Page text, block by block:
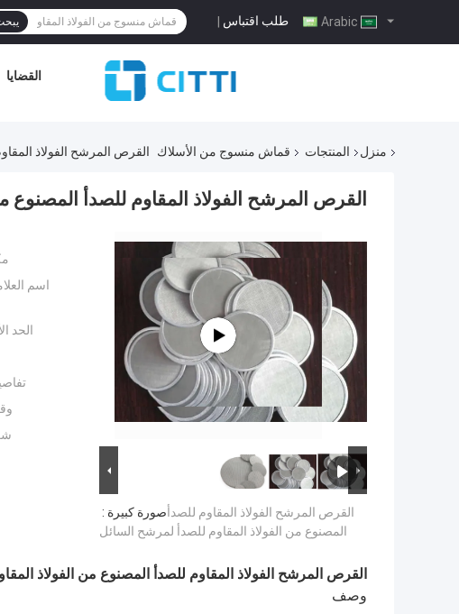
طلب اقتباس |
القضايا
منزل المنتجات قماش منسوج من الأسلاك القرص المرشح الفولاذ
القرص المرشح الفولاذ المقاوم للصدأ المصنوع
صورة كبيرة :القرص المرشح الفولاذ المقاوم للصدأ
المصنوع من الفولاذ المقاوم للصدأ لمرشح السائل
اسم
الحد
القرص المرشح الفولاذ المقاوم للصدأ المصنوع من الفولاذ
وصف